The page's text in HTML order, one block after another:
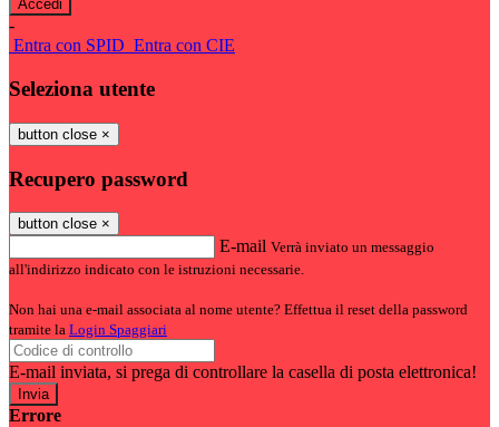
-
Entra con SPID Entra con CIE
Seleziona utente
button close ×
Recupero password
button close ×
E-mail Verrà inviato un messaggio
all'indirizzo indicato con le istruzioni necessarie.
Non hai una e-mail associata al nome utente? Effettua il reset della password
tramite la Login Spaggiari
E-mail inviata, si prega di controllare la casella di posta elettronica!
Errore